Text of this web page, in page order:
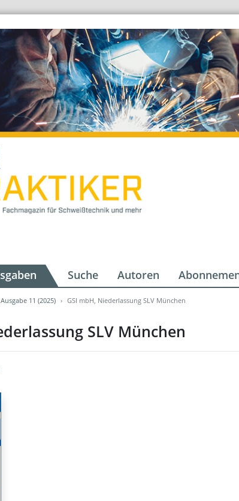
Suche Autoren
Ausgabe 11 (2025) GSI mbH, Niederlassung SLV München
SLV München